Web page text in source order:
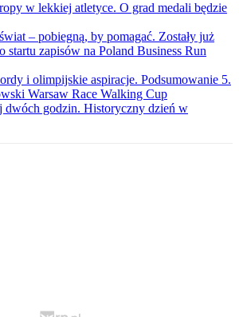
w lekkiej atletyce. O grad medali będzie
– pobiegną, by pomagać. Zostały już
startu zapisów na Poland Business Run
i olimpijskie aspiracje. Podsumowanie 5.
Warsaw Race Walking Cup
dwóch godzin. Historyczny dzień w